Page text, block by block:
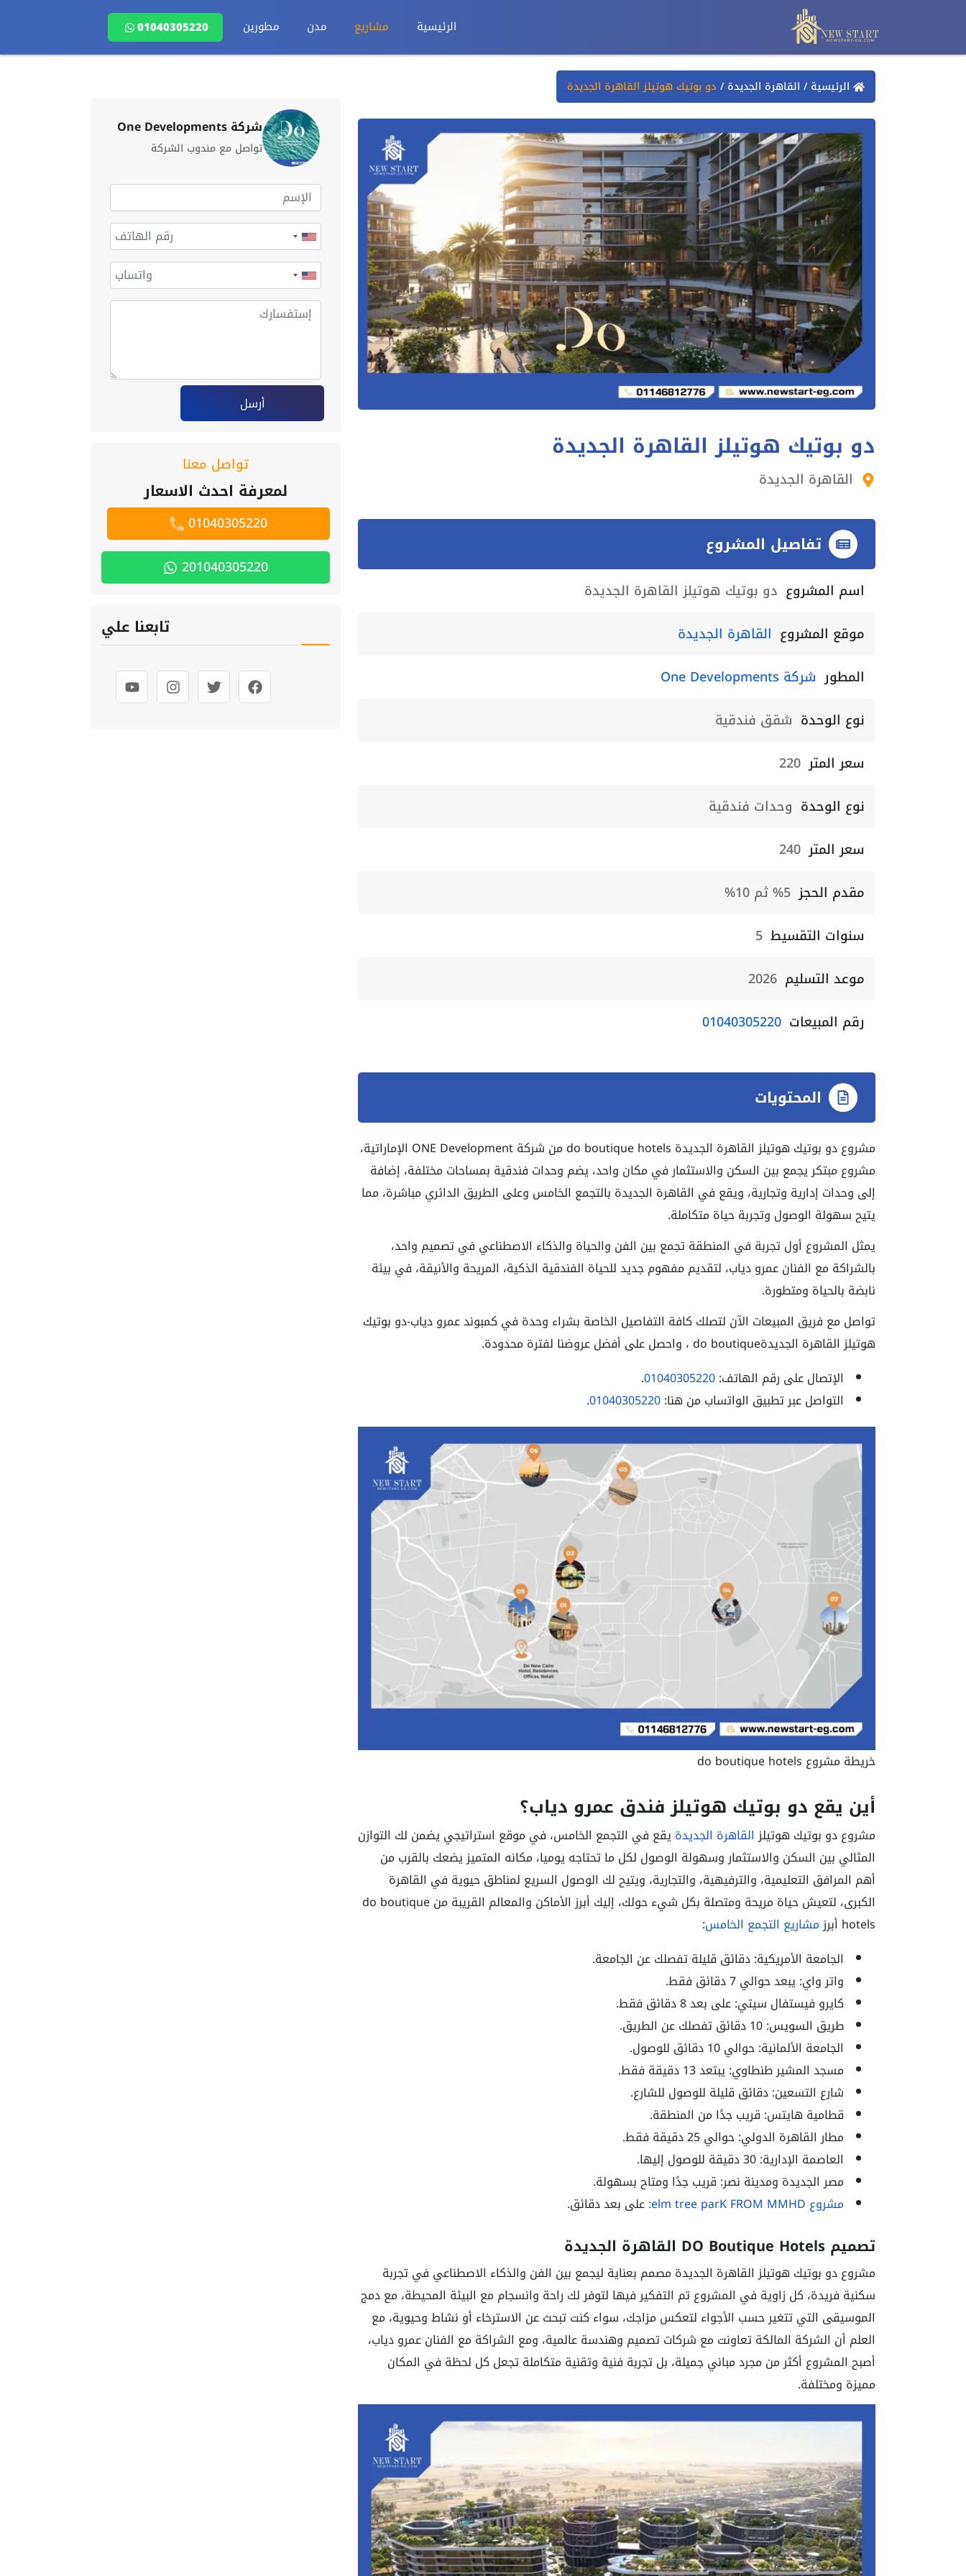
الرئيسية مشاريع مدن مطورين 01040305220
الرئيسية / القاهرة الجديدة / دو بوتيك هوتيلز القاهرة الجديدة
دو بوتيك هوتيلز القاهرة الجديدة
القاهرة الجديدة
تفاصيل المشروع
اسم المشروع دو بوتيك هوتيلز القاهرة الجديدة
موقع المشروع القاهرة الجديدة
المطور شركة One Developments
نوع الوحدة شقق فندقية
سعر المتر 220
نوع الوحدة وحدات فندقية
سعر المتر 240
مقدم الحجز 5% ثم 10%
سنوات التقسيط 5
موعد التسليم 2026
رقم المبيعات 01040305220
المحتويات
مشروع دو بوتيك هوتيلز القاهرة الجديدة do boutique hotels من شركة ONE Development الإماراتية،
مشروع مبتكر يجمع بين السكن والاستثمار في مكان واحد، يضم وحدات فندقية بمساحات مختلفة، إضافة
إلى وحدات إدارية وتجارية، ويقع في القاهرة الجديدة بالتجمع الخامس وعلى الطريق الدائري مباشرة، مما
يتيح سهولة الوصول وتجربة حياة متكاملة.
يمثل المشروع أول تجربة في المنطقة تجمع بين الفن والحياة والذكاء الاصطناعي في تصميم واحد،
بالشراكة مع الفنان عمرو دياب، لتقديم مفهوم جديد للحياة الفندقية الذكية، المريحة والأنيقة، في بيئة
نابضة بالحياة ومتطورة.
تواصل مع فريق المبيعات الآن لتصلك كافة التفاصيل الخاصة بشراء وحدة في كمبوند عمرو دياب-دو بوتيك
هوتيلز القاهرة الجديدةdo boutique ، واحصل على أفضل عروضنا لفترة محدودة.
الإتصال على رقم الهاتف:01040305220
.
التواصل عبر تطبيق الواتساب من هنا:01040305220
.
خريطة مشروع do boutique hotels
أين يقع دو بوتيك هوتيلز فندق عمرو دياب؟
مشروع دو بوتيك هوتيلزالقاهرة الجديدةيقع في التجمع الخامس، في موقع استراتيجي يضمن لك التوازن
المثالي بين السكن والاستثمار وسهولة الوصول لكل ما تحتاجه يوميا، مكانه المتميز يضعك بالقرب من
أهم المرافق التعليمية، والترفيهية، والتجارية، ويتيح لك الوصول السريع لمناطق حيوية في القاهرة
الكبرى، لتعيش حياة مريحة ومتصلة بكل شيء حولك، إليك أبرز الأماكن والمعالم القريبة من do boutique
hotels أبرز
مشاريع التجمع الخامس:
الجامعة الأمريكية: دقائق قليلة تفصلك عن الجامعة.
واتر واي: يبعد حوالي 7 دقائق فقط.
كايرو فيستفال سيتي: على بعد 8 دقائق فقط.
طريق السويس: 10 دقائق تفصلك عن الطريق.
الجامعة الألمانية: حوالي 10 دقائق للوصول.
مسجد المشير طنطاوي: يبتعد 13 دقيقة فقط.
شارع التسعين: دقائق قليلة للوصول للشارع.
قطامية هايتس: قريب جدًا من المنطقة.
مطار القاهرة الدولي: حوالي 25 دقيقة فقط.
العاصمة الإدارية: 30 دقيقة للوصول إليها.
مصر الجديدة ومدينة نصر: قريب جدًا ومتاح بسهولة.
مشروع elm tree parK FROM MMHD:
على بعد دقائق.
تصميم DO Boutique Hotels القاهرة الجديدة
مشروع دو بوتيك هوتيلز القاهرة الجديدة مصمم بعناية ليجمع بين الفن والذكاء الاصطناعي في تجربة
سكنية فريدة، كل زاوية في المشروع تم التفكير فيها لتوفر لك راحة وانسجام مع البيئة المحيطة، مع دمج
الموسيقى التي تتغير حسب الأجواء لتعكس مزاجك، سواء كنت تبحث عن الاسترخاء أو نشاط وحيوية، مع
العلم أن الشركة المالكة تعاونت مع شركات تصميم وهندسة عالمية، ومع الشراكة مع الفنان عمرو دياب،
أصبح المشروع أكثر من مجرد مباني جميلة، بل تجربة فنية وتقنية متكاملة تجعل كل لحظة في المكان
مميزة ومختلفة.
شركة One Developments
تواصل مع مندوب الشركة
أرسل
تواصل معنا
لمعرفة احدث الاسعار
01040305220
201040305220
تابعنا علي